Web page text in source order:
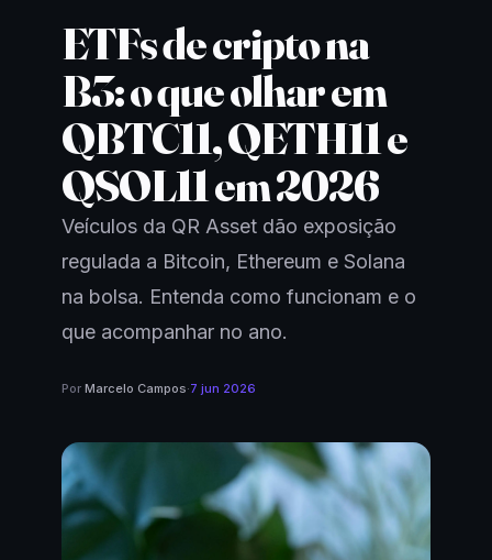
ETFs de cripto na
B3: o que olhar em
QBTC11, QETH11 e
QSOL11 em 2026
Veículos da QR Asset dão exposição
regulada a Bitcoin, Ethereum e Solana
na bolsa. Entenda como funcionam e o
que acompanhar no ano.
Por Marcelo Campos·7 jun 2026